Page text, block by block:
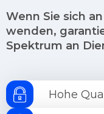
Wenn Sie sich
wenden,
Spektrum an
Hohe